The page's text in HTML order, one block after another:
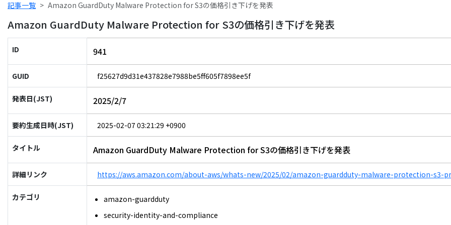
記事一覧 Amazon GuardDuty Malware Protection for S3の価格引き下げを発表
Amazon GuardDuty Malware Protection for S3の価格引き下げを発表
ID 941
GUID f25627d9d31e437828e7988be5ff605f7898ee5f
発表日(JST) 2025/2/7
要約生成日時(JST) 2025-02-07 03:21:29 +0900
タイトル Amazon GuardDuty Malware Protection for S3の価格引き下げを発表
詳細リンク https://aws.amazon.com/about-aws/whats-new/2025/02/amazon-guardduty-malware-protection-s3-
カテゴリ
amazon-guardduty
security-identity-and-compliance